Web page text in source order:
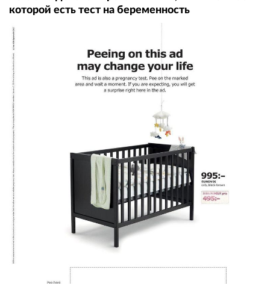
которой есть тест на беременность